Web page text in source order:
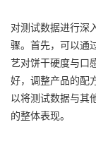
对测试数据进行深
骤。首先，可以通
艺对饼干硬度与口
好，调整产品的配
以将测试数据与其
的整体表现。